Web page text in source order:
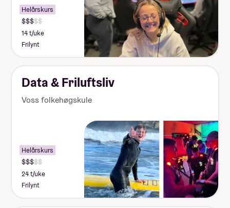
Helårskurs
14 t/uke
Frilynt
Data & Friluftsliv
Voss folkehøgskule
Helårskurs
24 t/uke
Frilynt